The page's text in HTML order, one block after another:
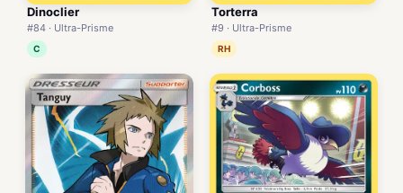
Dinoclier
#84 · Ultra-Prisme
C
Torterra
#9 · Ultra-Prisme
RH